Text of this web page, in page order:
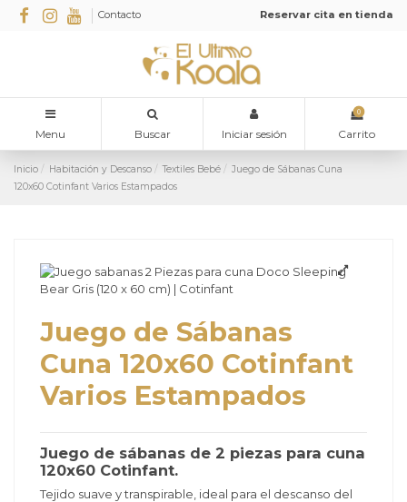
Contacto Reservar cita en tienda
Menu Buscar Iniciar sesión
0
Carrito
Inicio Habitación y Descanso Textiles Bebé
Juego de Sábanas Cuna
120x60 Cotinfant Varios Estampados
Juego de Sábanas
Cuna 120x60 Cotinfant
Varios Estampados
Juego de sábanas de 2 piezas para cuna
120x60 Cotinfant.
Tejido suave y transpirable, ideal para el descanso del